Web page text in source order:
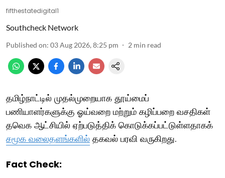
fifthestatedigital1
Southcheck Network
Published on: 03 Aug 2026, 8:25 pm 2 min read
தமிழ்நாட்டில் முதல்முறையாக தூய்மைப்
பணியாளர்களுக்கு ஓய்வறை மற்றும் கழிப்பறை வசதிகள்
தவெக ஆட்சியில் ஏற்படுத்திக் கொடுக்கப்பட்டுள்ளதாகக்
சமூக வலைதளங்களில் தகவல் பரவி வருகிறது.
Fact Check: